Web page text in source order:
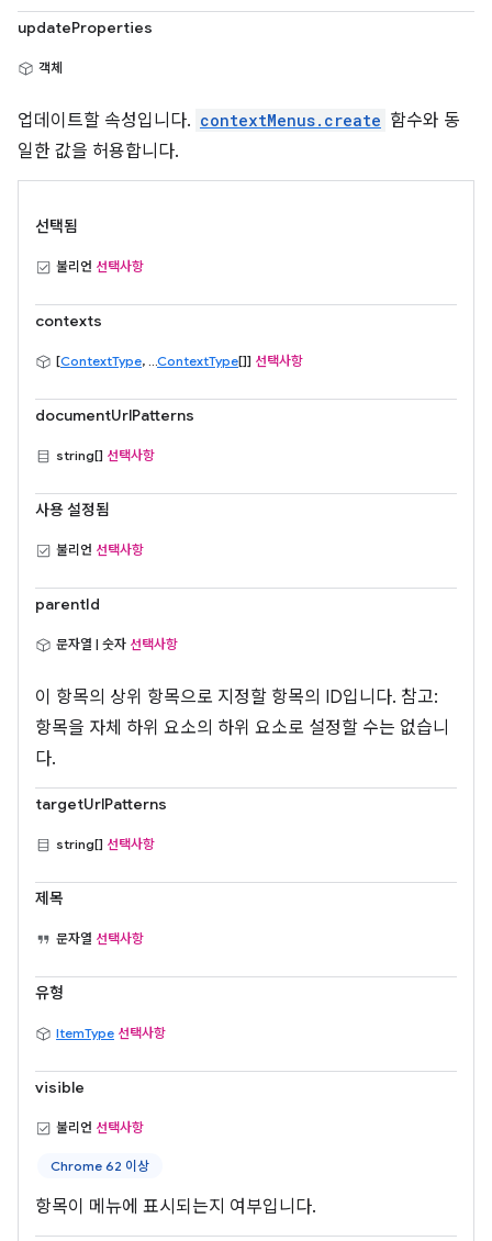
updateProperties
객체
업데이트할 속성입니다. contextMenus.create 함수와 동
일한 값을 허용합니다.
선택됨
불리언 선택사항
contexts
[ContextType, ...ContextType[]] 선택사항
documentUrlPatterns
string[] 선택사항
사용 설정됨
불리언 선택사항
parentId
문자열 | 숫자 선택사항
이 항목의 상위 항목으로 지정할 항목의 ID입니다. 참고:
항목을 자체 하위 요소의 하위 요소로 설정할 수는 없습니
다.
targetUrlPatterns
string[] 선택사항
제목
문자열 선택사항
유형
ItemType 선택사항
visible
불리언 선택사항
Chrome 62 이상
항목이 메뉴에 표시되는지 여부입니다.